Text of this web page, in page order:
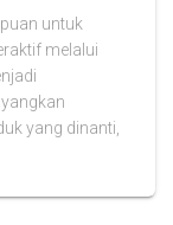
untuk
melalui
yang dinanti,